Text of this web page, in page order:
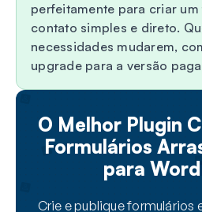
perfeitamente para criar
contato simples e direto.
necessidades mudarem,
upgrade para a versão
O Melhor Plugin
Formulários
para
Crie e publique formulários